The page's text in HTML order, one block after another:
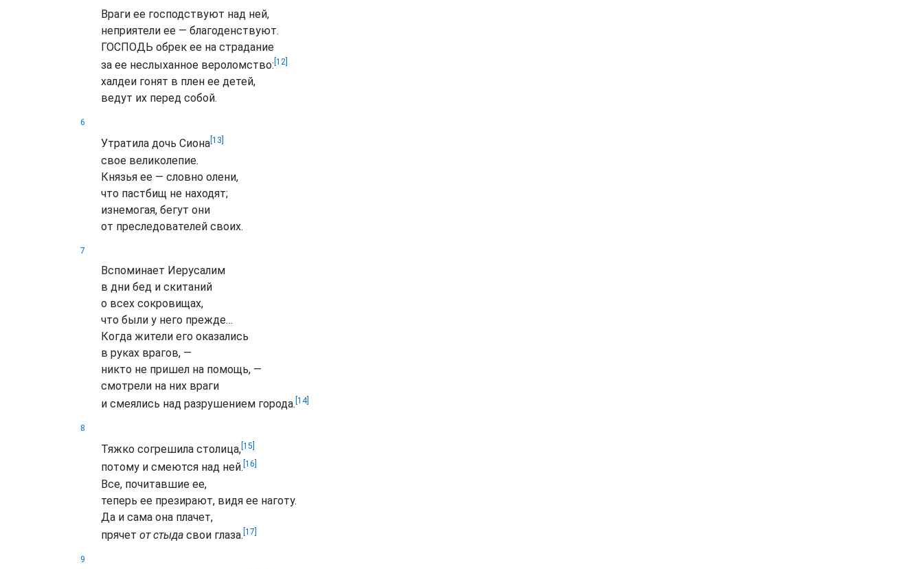
Враги еe господствуют над ней,
неприятели ее — благоденствуют.
ГОСПОДЬ обрек ее на страдание
за ее неслыханное вероломство: [12]
халдеи гонят в плен ее детей,
ведут их перед собой.
6
Утратила дочь Сиона [13]
свое великолепие.
Князья ее — словно олени,
что пастбищ не находят;
изнемогая, бегут они
от преследователей своих.
7
Вспоминает Иерусалим
в дни бед и скитаний
о всех сокровищах,
что были у него прежде…
Когда жители его оказались
в руках врагов, —
никто не пришел на помощь, —
смотрели на них враги
и смеялись над разрушением города. [14]
8
Тяжко согрешила столица, [15]
потому и смеются над ней. [16]
Все, почитавшие ее,
теперь ее презирают, видя ее наготу.
Да и сама она плачет,
прячет от стыда свои глаза. [17]
9